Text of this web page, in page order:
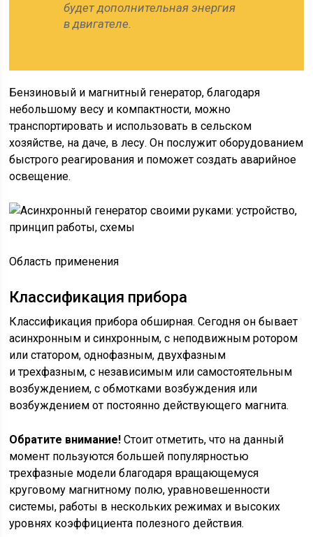
будет дополнительная энергия
в двигателе.
Бензиновый и магнитный генератор, благодаря
небольшому весу и компактности, можно
транспортировать и использовать в сельском
хозяйстве, на даче, в лесу. Он послужит оборудованием
быстрого реагирования и поможет создать аварийное
освещение.
Область применения
Классификация прибора
Классификация прибора обширная. Сегодня он бывает
асинхронным и синхронным, с неподвижным ротором
или статором, однофазным, двухфазным
и трехфазным, с независимым или самостоятельным
возбуждением, с обмотками возбуждения или
возбуждением от постоянно действующего магнита.
Обратите внимание! Стоит отметить, что на данный
момент пользуются большей популярностью
трехфазные модели благодаря вращающемуся
круговому магнитному полю, уравновешенности
системы, работы в нескольких режимах и высоких
уровнях коэффициента полезного действия.